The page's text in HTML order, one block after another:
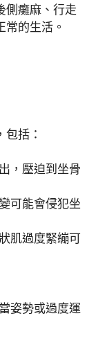
側癱麻、行走
的生活。
括：
，壓迫到坐骨
可能會侵犯坐
肌過度緊繃可
姿勢或過度運